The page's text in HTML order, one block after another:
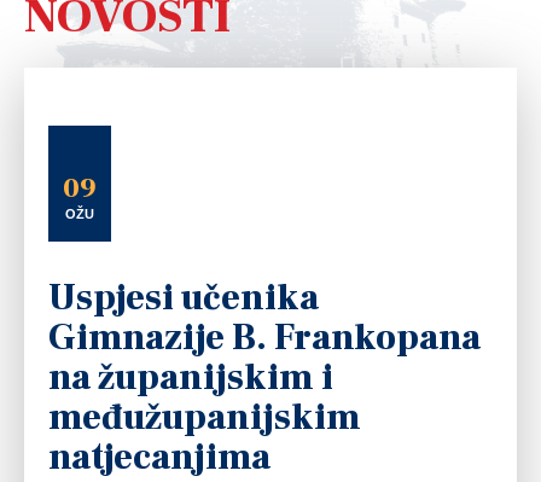
NOVOSTI
09
OŽU
Uspjesi učenika
Gimnazije B. Frankopana
na županijskim i
međužupanijskim
natjecanjima